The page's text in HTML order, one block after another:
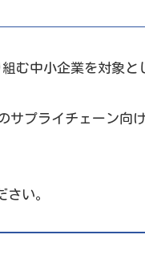
む中小企業を対象と
サプライチェーン向
い。